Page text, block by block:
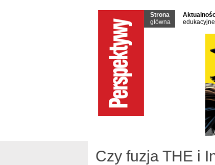
Strona
główna
edukacyjne
Czy fuzja THE i